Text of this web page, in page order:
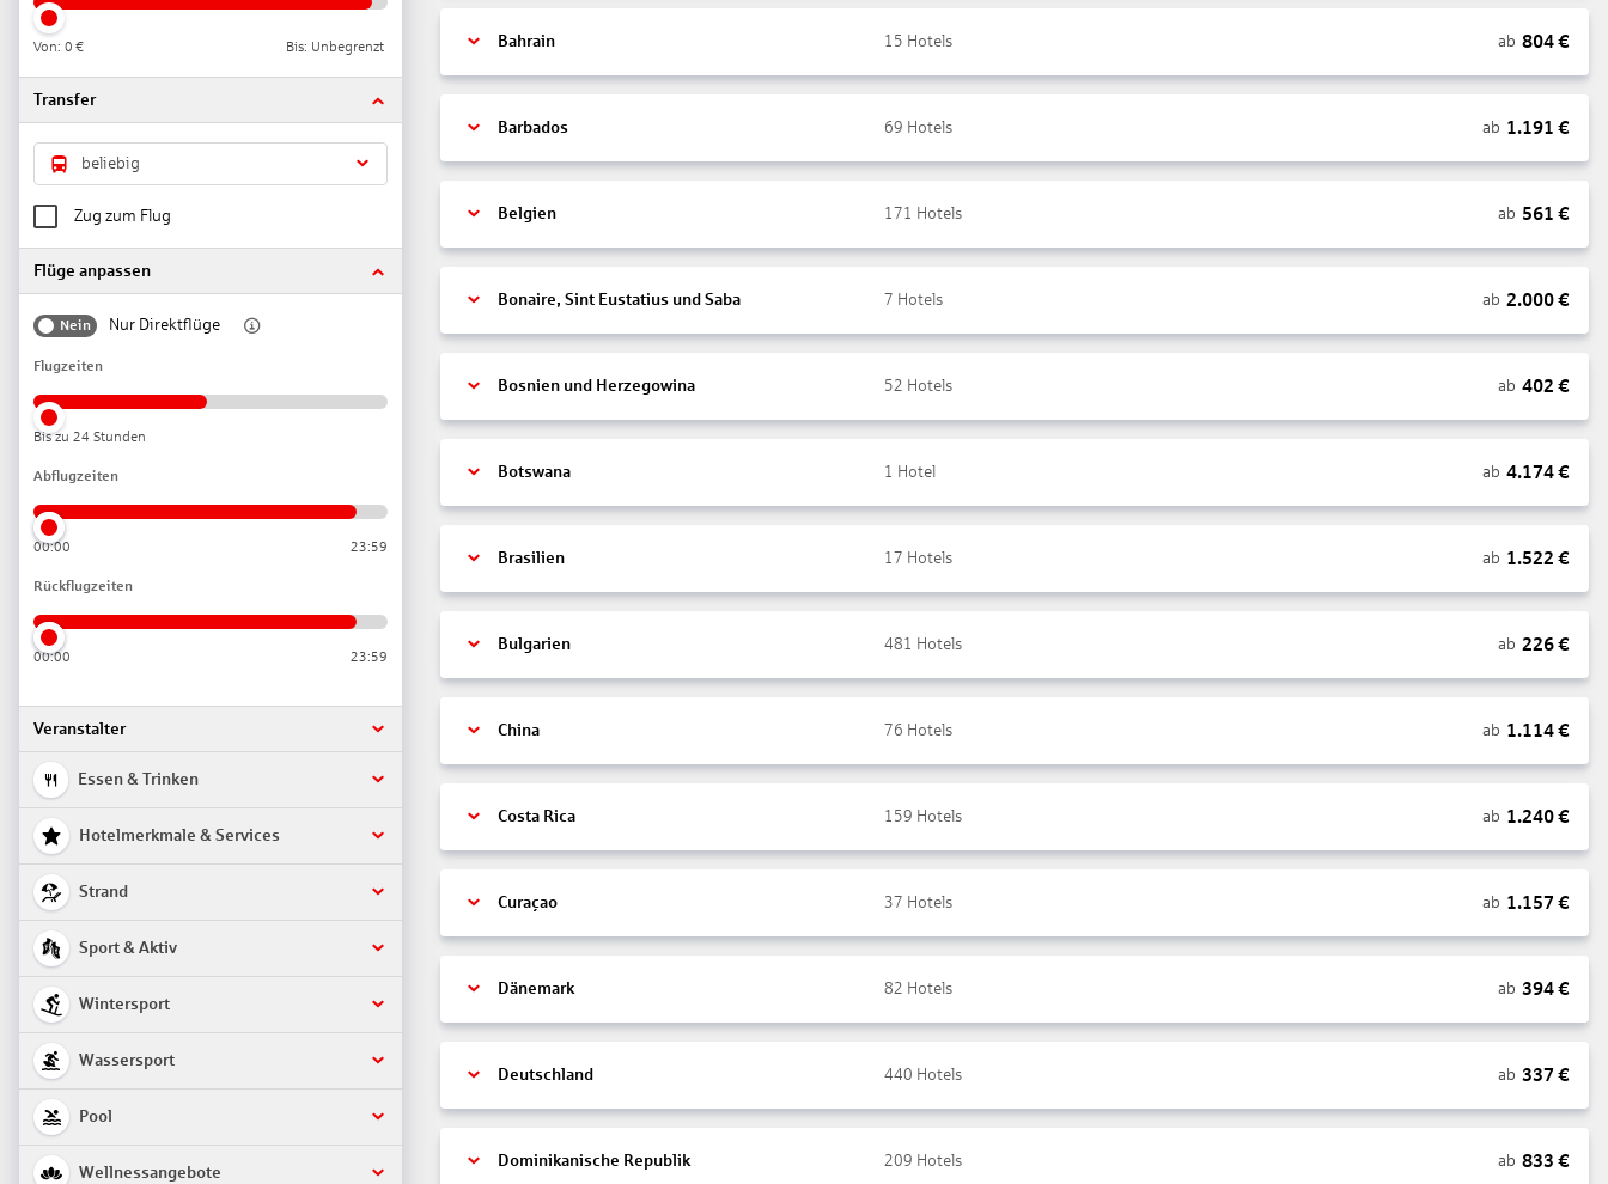
Von: 0 € Bis: Unbegrenzt
Transfer
beliebig
Zug zum Flug
Flüge anpassen
Nein Nur Direktflüge
Flugzeiten
Bis zu 24 Stunden
Abflugzeiten
00:00 23:59
Rückflugzeiten
00:00 23:59
Veranstalter
Essen & Trinken
Hotelmerkmale & Services
Strand
Sport & Aktiv
Wintersport
Wassersport
Pool
Wellnessangebote
Bahrain 15 Hotels ab 804€
Barbados 69 Hotels ab 1.191 €
Belgien 171 Hotels ab 561 €
Bonaire, Sint Eustatius und Saba 7 Hotels ab 2.000€
Bosnien und Herzegowina 52 Hotels ab 402 €
Botswana 1 Hotel ab 4.174€
Brasilien 17 Hotels ab 1.522 €
Bulgarien 481 Hotels ab 226€
China 76 Hotels ab 1.114€
Costa Rica 159 Hotels ab 1.240€
Curaçao 37 Hotels ab 1.157 €
Dänemark 82 Hotels ab 394€
Deutschland 440 Hotels ab 337 €
Dominikanische Republik 209 Hotels ab 833 €